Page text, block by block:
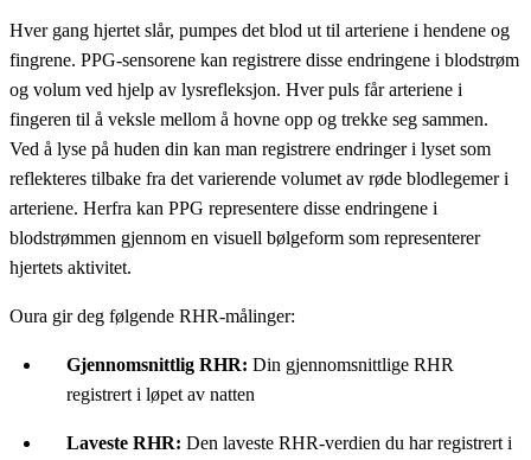
Hver gang hjertet slår, pumpes det blod ut til arteriene i hendene og
fingrene. PPG-sensorene kan registrere disse endringene i blodstrøm
og volum ved hjelp av lysrefleksjon. Hver puls får arteriene i
fingeren til å veksle mellom å hovne opp og trekke seg sammen.
Ved å lyse på huden din kan man registrere endringer i lyset som
reflekteres tilbake fra det varierende volumet av røde blodlegemer i
arteriene. Herfra kan PPG representere disse endringene i
blodstrømmen gjennom en visuell bølgeform som representerer
hjertets aktivitet.
Oura gir deg følgende RHR-målinger:
Gjennomsnittlig RHR: Din gjennomsnittlige RHR
registrert i løpet av natten
Laveste RHR: Den laveste RHR-verdien du har registrert i